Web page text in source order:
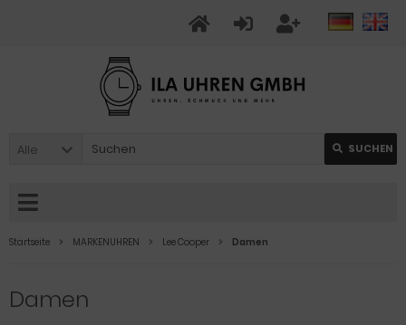
Alle SUCHEN
Startseite MARKENUHREN Lee Cooper Damen
Damen